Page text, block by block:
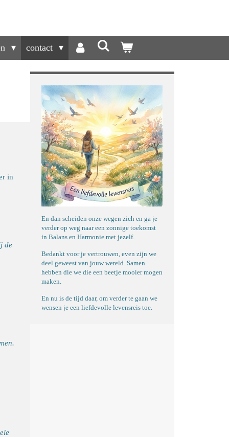
contact
in
de
En dan scheiden onze wegen zich en ga je
verder op weg naar een zonnige toekomst
in Balans en Harmonie met jezelf.
Bedankt voor je vertrouwen, even zijn we
deel geweest van jouw wereld. Samen
hebben die we die een beetje mooier mogen
maken.
En nu is de tijd daar, om verder te gaan we
wensen je een liefdevolle levensreis toe.